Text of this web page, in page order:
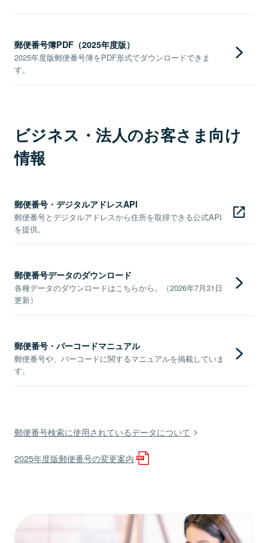
郵便番号簿PDF（2025年度版）
2025年度版郵便番号簿をPDF形式でダウンロードできま
す。
ビジネス・法人のお客さま向け
情報
郵便番号・デジタルアドレスAPI
郵便番号とデジタルアドレスから住所を取得できる公式API
を提供。
郵便番号データのダウンロード
各種データのダウンロードはこちらから。（2026年7月31日
更新）
郵便番号・バーコードマニュアル
郵便番号や、バーコードに関するマニュアルを掲載していま
す。
郵便番号検索に使用されているデータについて
2025年度版郵便番号の変更案内